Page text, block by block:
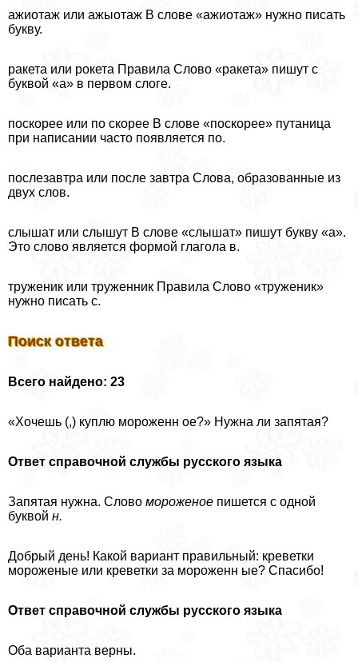
ажиотаж или ажыотаж В слове «ажиотаж» нужно писать
букву.
paкета или рокета Правила Слово «paкета» пишут с
буквой «а» в первом слоге.
поскорее или по скорее В слове «поскорее» пyтaница
при написании часто появляется по.
послезавтра или после завтра Слова, образованные из
двух слов.
слышат или слышут В слове «слышат» пишут букву «а».
Это слово является формой глагола в.
труженик или труженник Правила Слово «труженик»
нужно писать с.
Поиск ответа
Всего найдено: 23
«Хочешь (,) куплю мороженн ое?» Нужна ли запятая?
Ответ справочной службы русского языка
Запятая нужна. Слово мороженое пишется с одной
буквой н.
Добрый день! Какой вариант правильный: креветки
мороженые или креветки за мороженн ые? Спасибо!
Ответ справочной службы русского языка
Оба варианта верны.